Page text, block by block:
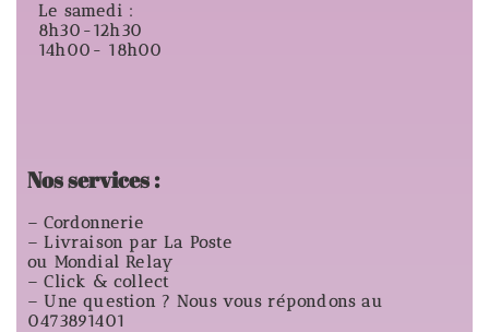
Le samedi :
8h30-12h30
14h00- 18h00
Nos services :
– Cordonnerie
– Livraison par La Poste
ou Mondial Relay
– Click & collect
– Une question ? Nous vous répondons au
0473891401